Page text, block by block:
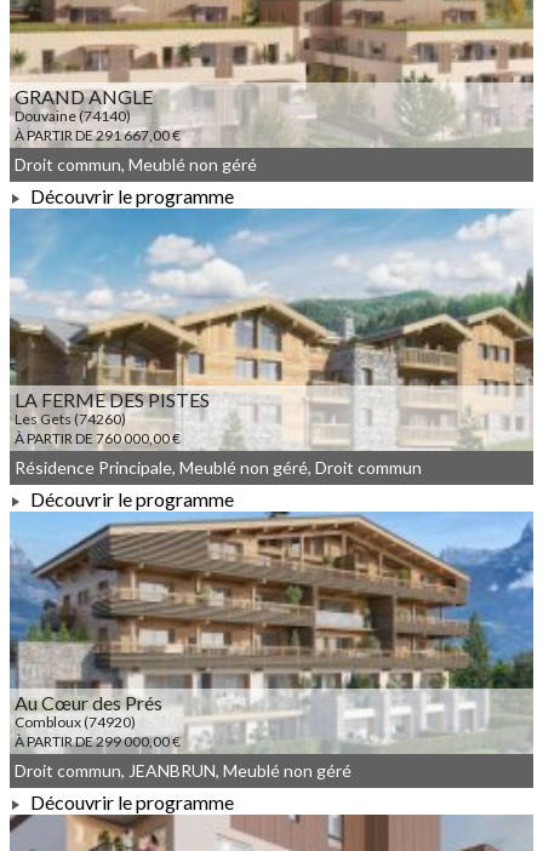
GRAND ANGLE
Douvaine (74140)
À PARTIR DE 291 667,00 €
À PARTIR DE 291 667,00 €
Droit commun, Meublé non géré
Découvrir le programme
LA FERME DES PISTES
Les Gets (74260)
À PARTIR DE 760 000,00 €
À PARTIR DE 760 000,00 €
Résidence Principale, Meublé non géré, Droit commun
Découvrir le programme
Au Cœur des Prés
Combloux (74920)
À PARTIR DE 299 000,00 €
Droit commun, JEANBRUN, Meublé non géré
Découvrir le programme